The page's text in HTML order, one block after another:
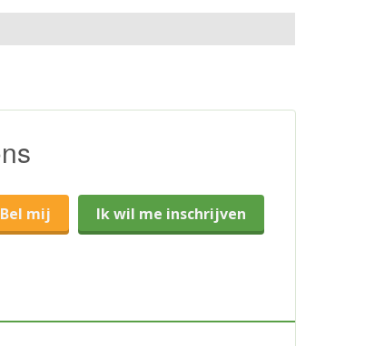
Bel mij Ik wil me inschrijven